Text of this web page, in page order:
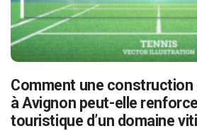
Comment une
à Avignon peut-elle
touristique d’un domaine